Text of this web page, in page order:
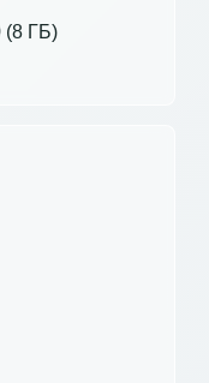
(8 ГБ)